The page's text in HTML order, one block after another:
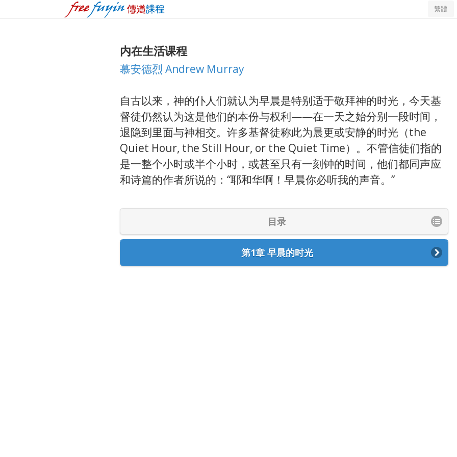
繁體
内在生活课程
慕安德烈 Andrew Murray
自古以来，神的仆人们就认为早晨是特别适于敬拜神的时光，今天基
督徒仍然认为这是他们的本份与权利——在一天之始分别一段时间，
退隐到里面与神相交。许多基督徒称此为晨更或安静的时光（the
Quiet Hour, the Still Hour, or the Quiet Time）。不管信徒们指的
是一整个小时或半个小时，或甚至只有一刻钟的时间，他们都同声应
和诗篇的作者所说的：“耶和华啊！早晨你必听我的声音。”
目录
第1章 早晨的时光